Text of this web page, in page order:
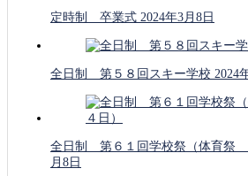
定時制 卒業式 2024年3月8日
全日制 第５８回スキー学校 2024
全日制 第６１回学校祭（体育祭
月8日